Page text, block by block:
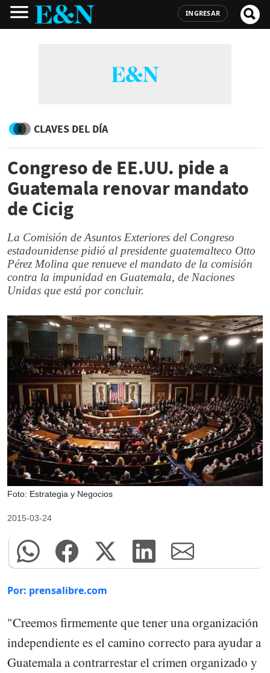
INGRESAR
CLAVES DEL DÍA
Congreso de EE.UU. pide a
Guatemala renovar mandato
de Cicig
La Comisión de Asuntos Exteriores del Congreso
estadounidense pidió al presidente guatemalteco Otto
Pérez Molina que renueve el mandato de la comisión
contra la impunidad en Guatemala, de Naciones
Unidas que está por concluir.
Foto: Estrategia y Negocios
2015-03-24
Por: prensalibre.com
"Creemos firmemente que tener una organización
independiente es el camino correcto para ayudar a
Guatemala a contrarrestar el crimen organizado y